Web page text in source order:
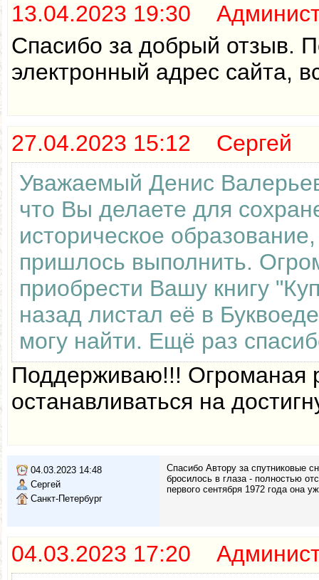
13.04.2023 19:30
Спасибо за добрый отзыв.
электронный адрес сайта,
27.04.2023 15:12 Сергей
Уважаемый Денис
что Вы делаете для
историческое
пришлось выполнить.
приобрести Вашу книгу
назад листал её в
могу найти. Ещё раз
Поддерживаю!!! Огроманая
останавливаться на
04.03.2023 14:48
Сергей
Санкт-Петербург
Спасибо Автору за спутниковые
бросилось в глаза - полностью
первого сентября 1972 года она
04.03.2023 17:20